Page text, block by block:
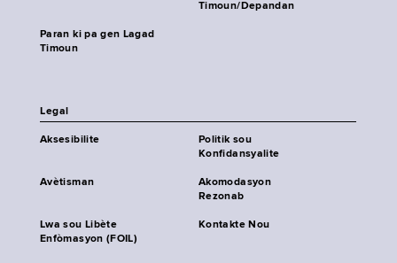
Timoun/Depandan
Paran ki pa gen Lagad
Timoun
Legal
Aksesibilite
Politik sou
Konfidansyalite
Avètisman
Akomodasyon
Rezonab
Lwa sou Libète
Enfòmasyon (FOIL)
Kontakte Nou